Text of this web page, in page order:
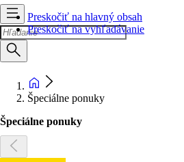
Preskočiť na hlavný obsah
Preskočiť na vyhľadávanie
Špeciálne ponuky
Špeciálne ponuky